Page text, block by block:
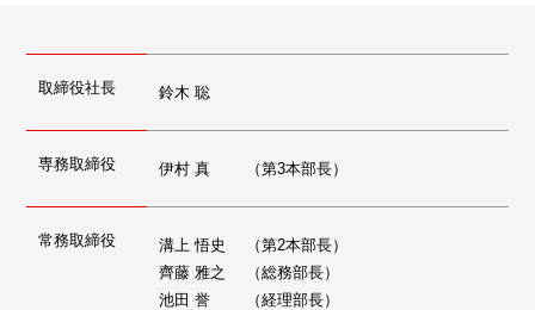
取締役社長 鈴木 聡
専務取締役 伊村 真 （第3本部長）
常務取締役
溝上 悟史 （第2本部長）
齊藤 雅之 （総務部長）
池田 誉 （経理部長）